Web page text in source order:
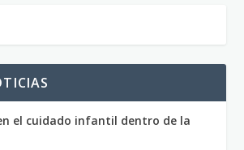
el cuidado infantil dentro de la